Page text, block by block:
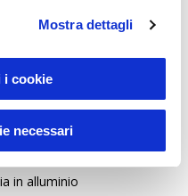
Mostra dettagli
i cookie
necessari
in alluminio